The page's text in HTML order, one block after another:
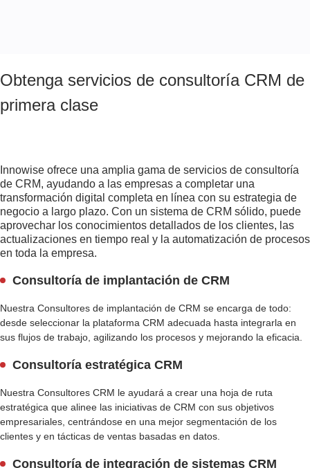
Obtenga servicios de consultoría CRM de
primera clase
Innowise ofrece una amplia gama de servicios de consultoría
de CRM, ayudando a las empresas a completar una
transformación digital completa en línea con su estrategia de
negocio a largo plazo. Con un sistema de CRM sólido, puede
aprovechar los conocimientos detallados de los clientes, las
actualizaciones en tiempo real y la automatización de procesos
en toda la empresa.
Consultoría de implantación de CRM
Nuestra Consultores de implantación de CRM se encarga de todo:
desde seleccionar la plataforma CRM adecuada hasta integrarla en
sus flujos de trabajo, agilizando los procesos y mejorando la eficacia.
Consultoría estratégica CRM
Nuestra Consultores CRM le ayudará a crear una hoja de ruta
estratégica que alinee las iniciativas de CRM con sus objetivos
empresariales, centrándose en una mejor segmentación de los
clientes y en tácticas de ventas basadas en datos.
Consultoría de integración de sistemas CRM